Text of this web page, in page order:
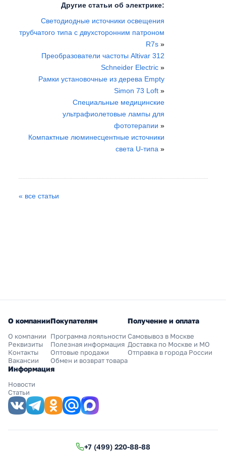
Другие статьи об электрике:
Светодиодные источники освещения
трубчатого типа с двухсторонним патроном
R7s»
Преобразователи частоты Altivar 312
Schneider Electric»
Рамки установочные из дерева Empty
Simon 73 Loft»
Специальные медицинские
ультрафиолетовые лампы для
фототерапии »
Компактные люминесцентные источники
света U-типа »
« все статьи
О компании
О компании
Реквизиты
Контакты
Вакансии
Покупателям
Программа лояльности
Полезная информация
Оптовые продажи
Обмен и возврат товара
Получение и оплата
Самовывоз в Москве
Доставка по Москве и МО
Отправка в города России
Информация
Новости
Статьи
+7 (499) 220-88-88